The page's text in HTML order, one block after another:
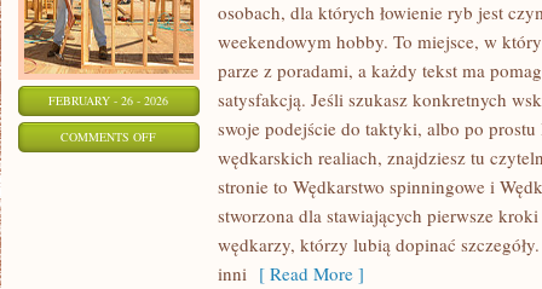
FEBRUARY - 26 - 2026
COMMENTS OFFON
WĘDKARSKI
osobach, dla których łowienie ryb jest
weekendowym hobby. To miejsce, w
parze z poradami, a każdy tekst ma
satysfakcją. Jeśli szukasz konkretnych
swoje podejście do taktyki, albo po
wędkarskich realiach, znajdziesz tu
stronie to Wędkarstwo spinningowe i
stworzona dla stawiających pierwsze
wędkarzy, którzy lubią dopinać
inni [ Read More ]